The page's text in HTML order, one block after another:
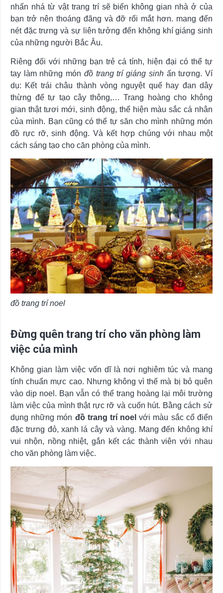
nhấn nhá từ vật trang trí sẽ biến không gian nhà ở của
bạn trở nên thoáng đãng và đỡ rối mắt hơn. mang đến
nét đặc trưng và sự liên tưởng đến không khí giáng sinh
của những người Bắc Âu.
Riêng đối với những bạn trẻ cá tính, hiện đại có thể tự
tay làm những món đồ trang trí giáng sinhấn tượng. Ví
dụ: Kết trái châu thành vòng nguyệt quế hay đan dây
thừng để tự tạo cây thông,… Trang hoàng cho không
gian thật tươi mới, sinh động, thể hiện màu sắc cá nhân
của mình. Bạn cũng có thể tự săn cho mình những món
đồ rực rỡ, sinh động. Và kết hợp chúng với nhau một
cách sáng tạo cho căn phòng của mình.
đồ trang trí noel
Đừng quên trang trí cho văn phòng làm
việc của mình
Không gian làm việc vốn dĩ là nơi nghiêm túc và mang
tính chuẩn mực cao. Nhưng không vì thế mà bị bỏ quên
vào dịp noel. Bạn vẫn có thể trang hoàng lại môi trường
làm việc của mình thật rực rỡ và cuốn hút. Bằng cách sử
dụng những món đồ trang trí noel với màu sắc cổ điển
đặc trưng đỏ, xanh lá cây và vàng. Mang đến không khí
vui nhộn, nồng nhiệt, gắn kết các thành viên với nhau
cho văn phòng làm việc.